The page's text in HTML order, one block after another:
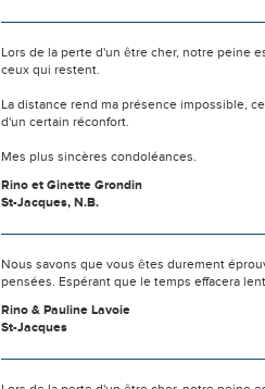
Lors de la perte d'un être cher, notre peine
ceux qui restent.
La distance rend ma présence impossible,
d'un certain réconfort.
Mes plus sincères condoléances.
Rino et Ginette Grondin
St-Jacques, N.B.
Nous savons que vous êtes durement
pensées. Espérant que le temps effacera
Rino & Pauline Lavoie
St-Jacques